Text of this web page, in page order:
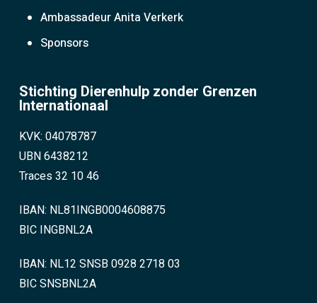
Ambassadeur Anita Verkerk
Sponsors
Stichting Dierenhulp zonder Grenzen
Internationaal
KVK: 04078787
UBN 6438212
Traces 32 10 46
IBAN: NL81INGB0004608875
BIC INGBNL2A
IBAN: NL12 SNSB 0928 2718 03
BIC SNSBNL2A